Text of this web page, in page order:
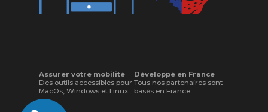
Assurer votre mobilité
Des outils accessibles pour
MacOs, Windows et Linux
Développé en France
Tous nos partenaires sont
basés en France